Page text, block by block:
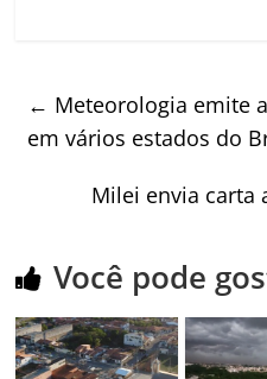
← Meteorologia emite
em vários estados do
Milei envia carta
Você pode